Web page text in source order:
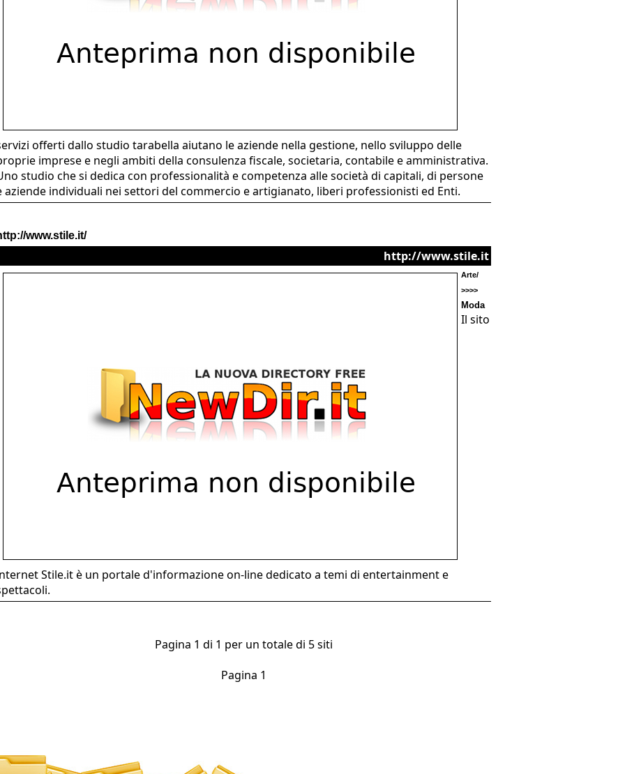
offerti dallo studio tarabella aiutano le aziende nella gestione, nello sviluppo delle
imprese e negli ambiti della consulenza fiscale, societaria, contabile e amministrativa.
studio che si dedica con professionalità e competenza alle società di capitali, di persone
aziende individuali nei settori del commercio e artigianato, liberi professionisti ed Enti.
www.stile.it/
http://www.stile.it
Arte/
>>>>
Moda
Il sito
Stile.it è un portale d'informazione on-line dedicato a temi di entertainment e
Pagina 1 di 1 per un totale di 5 siti
Pagina 1